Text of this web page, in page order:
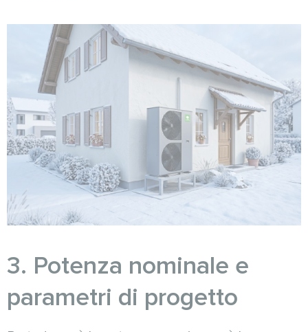
3. Potenza nominale e
parametri di progetto